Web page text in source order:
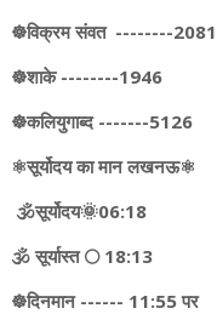
☸️विक्रम संवत --------2081
☸️शाके --------1946
☸️कलियुगाब्द -------5126
⚛️सूर्योदय का मान लखनऊ⚛️
🕉️सूर्योदय🌞06:18
🕉️ सूर्यास्त 🌕 18:13
☸️दिनमान ------ 11:55 पर